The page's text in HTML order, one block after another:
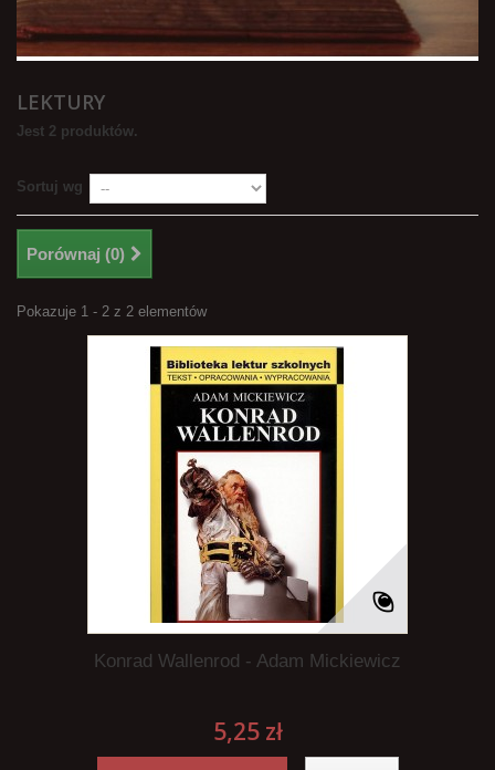
LEKTURY
Jest 2 produktów.
Sortuj wg
Porównaj (0)
Pokazuje 1 - 2 z 2 elementów
Konrad Wallenrod - Adam Mickiewicz
5,25 zł